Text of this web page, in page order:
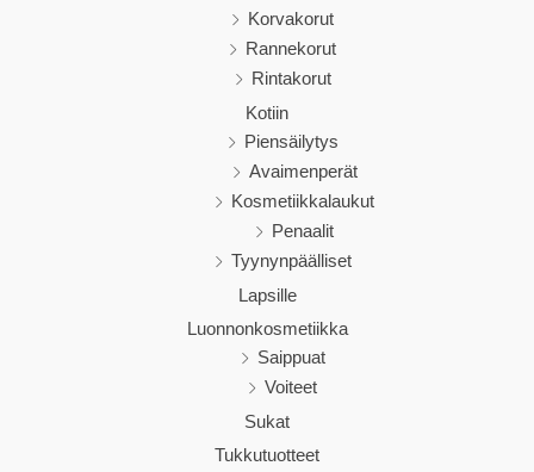
Korvakorut
Rannekorut
Rintakorut
Kotiin
Piensäilytys
Avaimenperät
Kosmetiikkalaukut
Penaalit
Tyynynpäälliset
Lapsille
Luonnonkosmetiikka
Saippuat
Voiteet
Sukat
Tukkutuotteet